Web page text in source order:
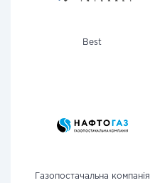
Best
Газопостачальна компанія